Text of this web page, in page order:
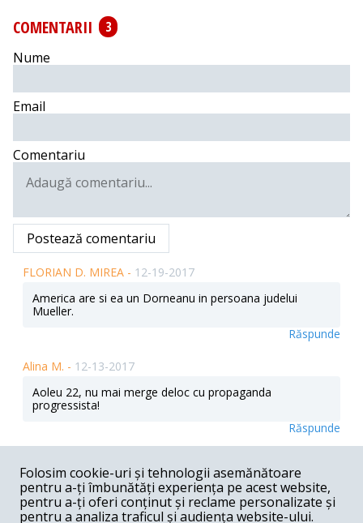
COMENTARII
3
Nume
Email
Comentariu
Postează comentariu
FLORIAN D. MIREA - 12-19-2017
America are si ea un Dorneanu in persoana judelui
Mueller.
Răspunde
Alina M. - 12-13-2017
Aoleu 22, nu mai merge deloc cu propaganda
progressista!
Răspunde
Domnule, pari destul de îndrăgostit de Clintoni. De altfel,
deși încerci să pari echilibrat, „votul” dumitale e limpede.
În ce mă privește, nu sunt un fan al lui Hillary și nici al lui
Folosim cookie-uri și tehnologii asemănătoare
pentru a-ți îmbunătăți experiența pe acest website,
pentru a-ți oferi conținut și reclame personalizate și
pentru a analiza traficul și audiența website-ului.